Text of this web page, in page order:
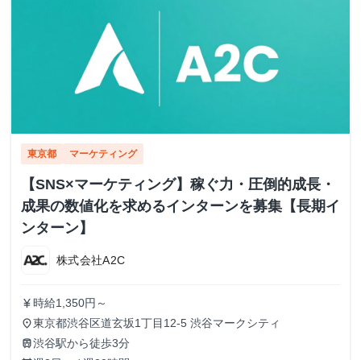
東京都 マーケティング
【SNS×マーケティング】稼ぐ力・圧倒的成長・
成果の数値化を求めるインターンを募集【長期イ
ンターン】
株式会社A2C
currency_yen 時給1,350円～
place東京都渋谷区道玄坂1丁目12-5 渋谷マークシティ
train渋谷駅から徒歩3分